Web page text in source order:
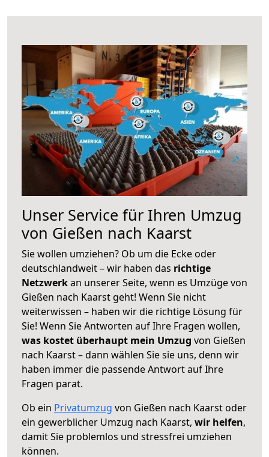
Unser Service für Ihren Umzug
von Gießen nach Kaarst
Sie wollen umziehen? Ob um die Ecke oder
deutschlandweit – wir haben das richtige
Netzwerkan unserer Seite, wenn es Umzüge von
Gießen nach Kaarst geht! Wenn Sie nicht
weiterwissen – haben wir die richtige Lösung für
Sie! Wenn Sie Antworten auf Ihre Fragen wollen,
was kostet überhaupt mein Umzug von Gießen
nach Kaarst – dann wählen Sie sie uns, denn wir
haben immer die passende Antwort auf Ihre
Fragen parat.
Ob ein Privatumzug von Gießen nach Kaarst oder
ein gewerblicher Umzug nach Kaarst, wir helfen,
damit Sie problemlos und stressfrei umziehen
können.